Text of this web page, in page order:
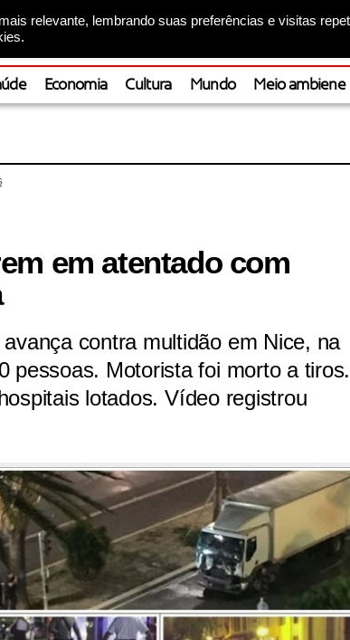
relevante, lembrando suas preferências e visitas
Economia Cultura Mundo Meio ambiene
em atentado com
contra multidão em Nice, na
pessoas. Motorista foi morto a tiros.
lotados. Vídeo registrou